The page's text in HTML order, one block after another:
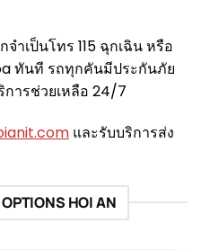
ำเป็นโทร 115 ฉุกเฉิน หรือ
ทันที รถทุกคันมีประกันภัย
ารช่วยเหลือ 24/7
และรับบริการส่ง
HOI AN